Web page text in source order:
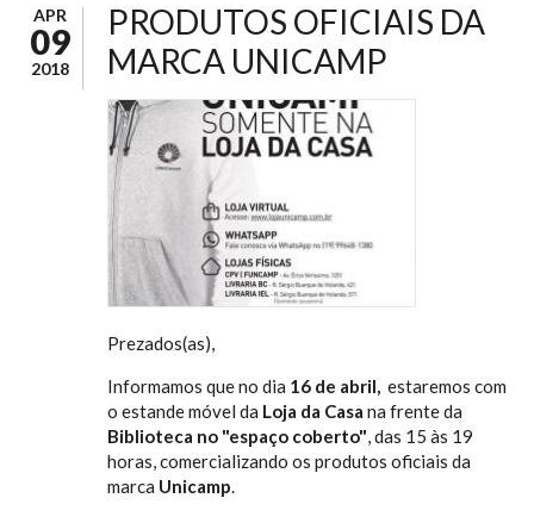
APR
09
2018
PRODUTOS OFICIAIS DA
MARCA UNICAMP
Prezados(as),
Informamos que no dia 16 de abril, estaremos com
o estande móvel da Loja da Casa na frente da
Biblioteca no "espaço coberto", das 15 às 19
horas, comercializando os produtos oficiais da
marca Unicamp.